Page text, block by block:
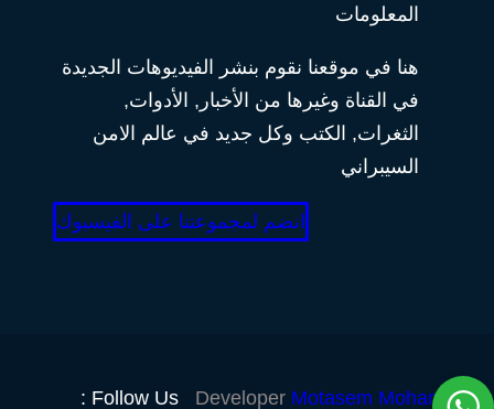
المعلومات
هنا في موقعنا نقوم بنشر الفيديوهات الجديدة
في القناة وغيرها من الأخبار, الأدوات,
الثغرات, الكتب وكل جديد في عالم الامن
السيبراني
انضم لمجموعتنا على الفيسبوك
Developer Motasem Mohamed
Follow Us :